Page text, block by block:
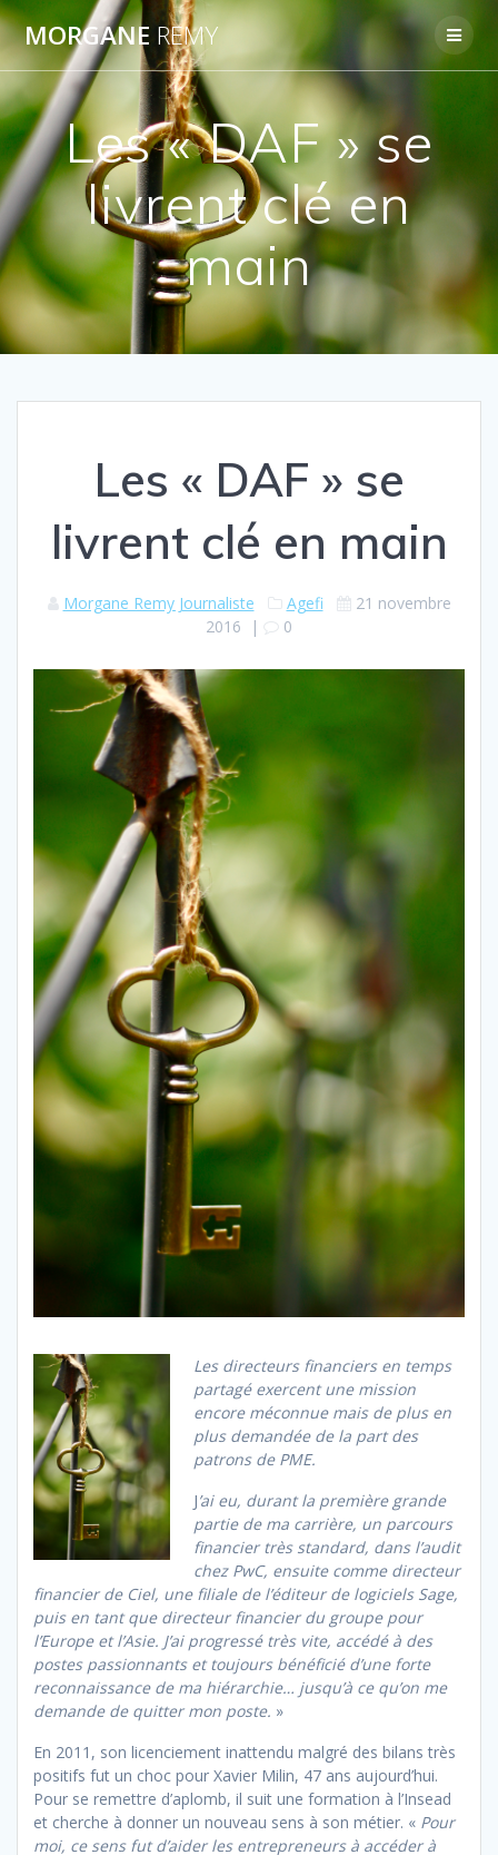
Passer
contenu
MORGANE REMY
Les « DAF » se
livrent clé en
main
Les « DAF » se
livrent clé en main
Morgane Remy Journaliste Agefi
21 novembre
2016 | 0
Les directeurs financiers en temps
partagé exercent une mission
encore méconnue mais de plus en
plus demandée de la part des
patrons de PME.
J’ai eu, durant la première grande
partie de ma carrière, un parcours
financier très standard, dans l’audit
chez PwC, ensuite comme directeur
financier de Ciel, une filiale de l’éditeur de logiciels Sage,
puis en tant que directeur financier du groupe pour
l’Europe et l’Asie. J’ai progressé très vite, accédé à des
postes passionnants et toujours bénéficié d’une forte
reconnaissance de ma hiérarchie… jusqu’à ce qu’on me
demande de quitter mon poste. »
En 2011, son licenciement inattendu malgré des bilans très
positifs fut un choc pour Xavier Milin, 47 ans aujourd’hui.
Pour se remettre d’aplomb, il suit une formation à l’Insead
et cherche à donner un nouveau sens à son métier. « Pour
moi, ce sens fut d’aider les entrepreneurs à accéder à